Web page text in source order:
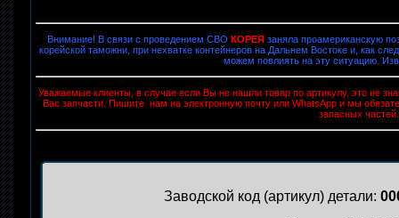
Внимание! В связи с проведением СВО КОРЕЯзаняла проамериканскую
корейской таможни, при нехватке контейнеров на Дальнем Востоке и, как
можем повлиять на эту ситуацию.
Уважаемые клиенты, в случае если Вы не нашли товар по артикулу, это не
Вас запчасти. Пишите нам на электронную почту или WhatsApp и мы
запасных частей.
Заводской код (артикул) детали: